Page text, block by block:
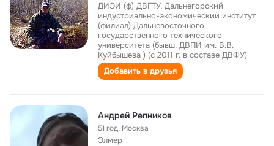
ДИЭИ (ф) ДВГТУ, Дальнегорский
индустриально-экономический институт
(филиал) Дальневосточного
государственного технического
университета (бывш. ДВПИ им. В.В.
Куйбышева ) (с 2011 г. в составе ДВФУ)
Добавить в друзья
Андрей Репников
51 год, Москва
Элмер